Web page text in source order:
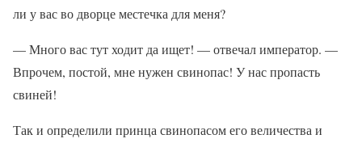
ли у вас во дворце местечка для меня?
— Много вас тут ходит да ищет! — отвечал император. —
Впрочем, постой, мне нужен свинопас! У нас пропасть
свиней!
Так и определили принца свинопасом его величества и